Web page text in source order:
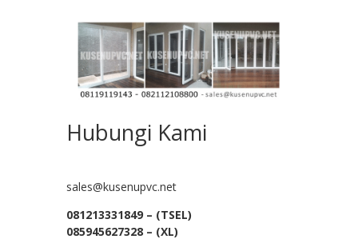
Hubungi Kami
sales@kusenupvc.net
081213331849 – (TSEL)
085945627328 – (XL)